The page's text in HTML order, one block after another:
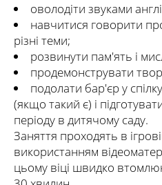
оволодіти звуками
навчитися говорити
різні теми;
розвинути пам'ять і
продемонструвати
подолати бар'єр у
(якщо такий є) і
періоду в дитячому саду.
Заняття проходять в
використанням
цьому віці швидко